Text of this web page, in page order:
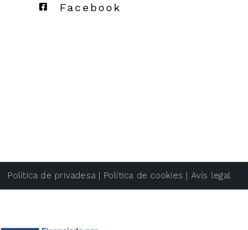
Facebook
Política de privadesa Política de cookies Avís legal